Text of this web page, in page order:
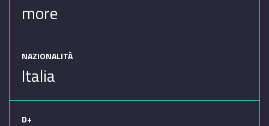
more
NAZIONALITÀ
Italia
D+